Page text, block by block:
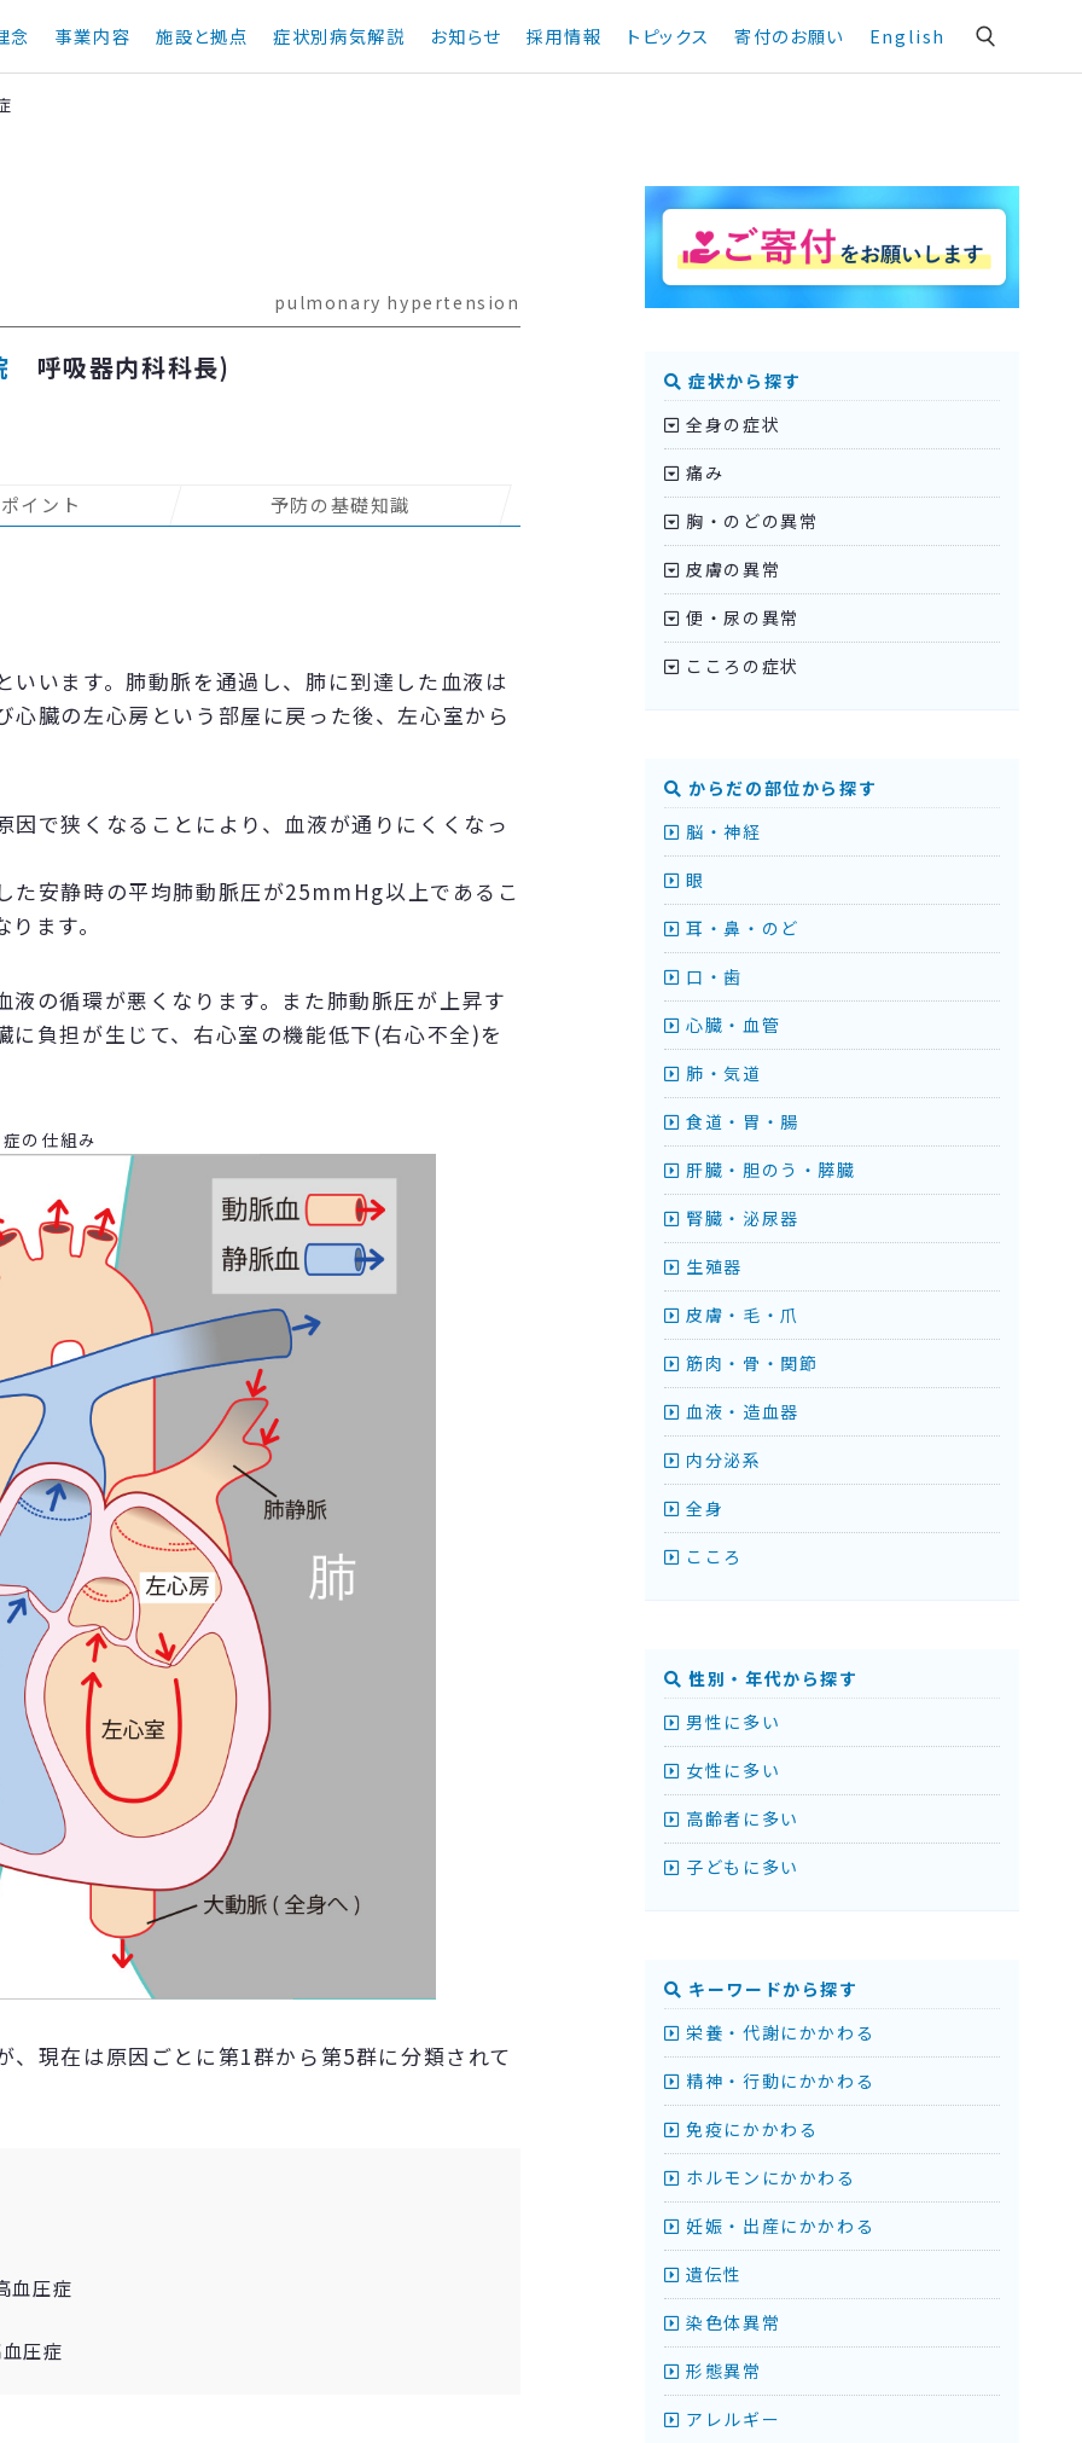
念 事業内容 施設と拠点 症状別病気解説 お知らせ 採用情報 トピックス 寄付のお願い English
pulmonary hypertension
呼吸器内科科長)
イント 予防の基礎知識
います。肺動脈を通過し、肺に到達した血液は
臓の左心房という部屋に戻った後、左心室から
で狭くなることにより、血液が通りにくくなっ
た安静時の平均肺動脈圧が25mmHg以上であるこ
ます。
の循環が悪くなります。また肺動脈圧が上昇す
負担が生じて、右心室の機能低下(右心不全)を
の仕組み
現在は原因ごとに第1群から第5群に分類されて
血圧症
圧症
症状から探す
全身の症状
痛み
胸・のどの異常
皮膚の異常
便・尿の異常
こころの症状
からだの部位から探す
脳・神経
眼
耳・鼻・のど
口・歯
心臓・血管
肺・気道
食道・胃・腸
肝臓・胆のう・膵臓
腎臓・泌尿器
生殖器
皮膚・毛・爪
筋肉・骨・関節
血液・造血器
内分泌系
全身
こころ
性別・年代から探す
男性に多い
女性に多い
高齢者に多い
子どもに多い
キーワードから探す
栄養・代謝にかかわる
精神・行動にかかわる
免疫にかかわる
ホルモンにかかわる
妊娠・出産にかかわる
遺伝性
染色体異常
形態異常
アレルギー